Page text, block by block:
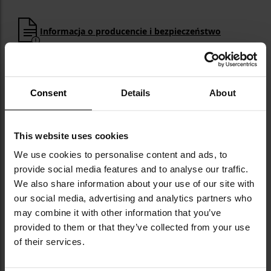
Consent Details About
This website uses cookies
We use cookies to personalise content and ads, to
provide social media features and to analyse our traffic.
We also share information about your use of our site with
our social media, advertising and analytics partners who
may combine it with other information that you’ve
provided to them or that they’ve collected from your use
of their services.
Informacja o producencie i bezpieczeństwo
DANE TECHNICZNE
Więcej
informacji
Kod producenta
TKS492
Producent
AedMax
Data ważności
2029-09-01